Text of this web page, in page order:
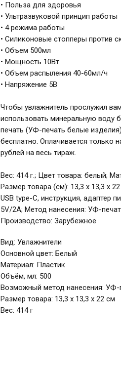
• Польза для здоровья
• Ультразвуковой принцип работы
• 4 режима работы
• Силиконовые стопперы против
• Объем 500мл
• Мощность 10Вт
• Объем распыления 40-60мл/ч
• Напряжение 5В
Чтобы увлажнитель прослужил
использовать минеральную воду
печать (УФ-печать белые
бесплатно. Оплачивается только
рублей на весь тираж.
Вес: 414 г.; Цвет товара: белый;
Размер товара (см): 13,3 x 13,3 x
USB type-C, инструкция, адаптер
5V/2A; Метод нанесения: УФ-
Производство: Зарубежное
Вид: Увлажнители
Основной цвет: Белый
Материал: Пластик
Объём, мл: 500
Возможный метод нанесения: УФ-
Размер товара: 13,3 x 13,3 x 22 см
Вес: 414 г